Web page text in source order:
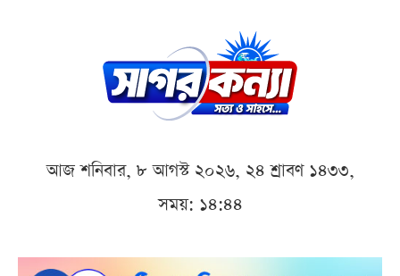
আজ শনিবার, ৮ আগস্ট ২০২৬, ২৪ শ্রাবণ ১৪৩৩,
সময়: ১৪:৪৪